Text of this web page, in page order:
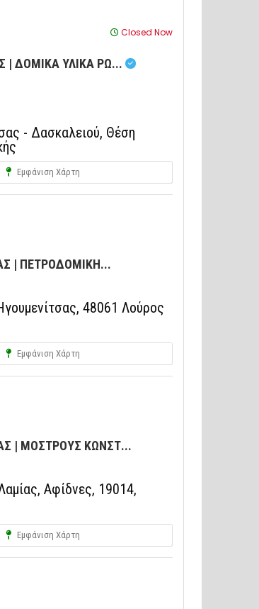
Closed Now
| ΔΟΜΙΚΑ ΥΛΙΚΑ ΡΩ...
- Δασκαλειού, Θέση
Εμφάνιση Χάρτη
| ΠΕΤΡΟΔΟΜΙΚΗ...
48061 Λούρος
Εμφάνιση Χάρτη
| ΜΟΣΤΡΟΥΣ ΚΩΝΣΤ...
Αφίδνες, 19014,
Εμφάνιση Χάρτη